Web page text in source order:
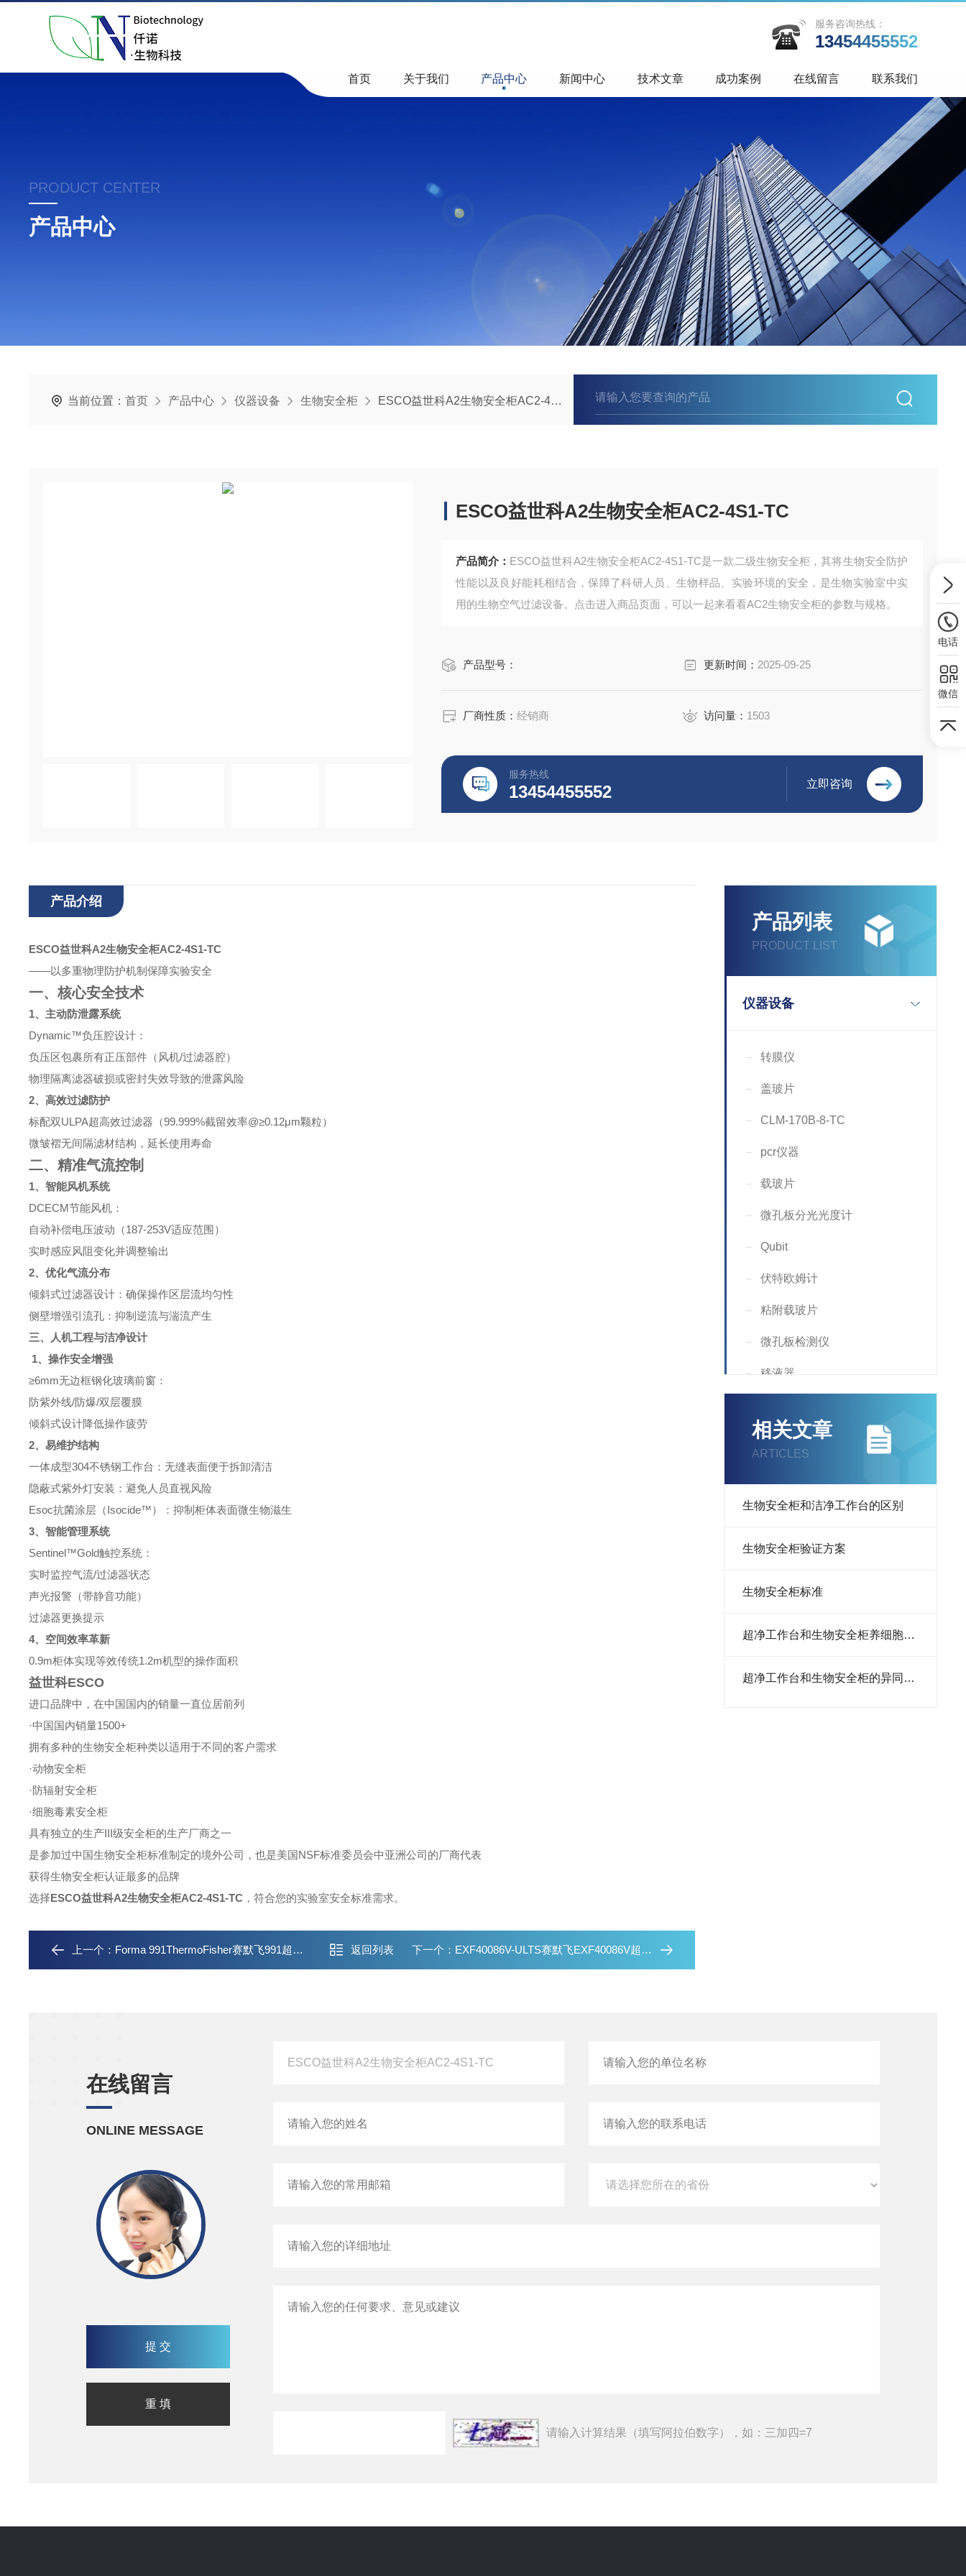
服务咨询热线：
13454455552
首页 关于我们 产品中心 新闻中心 技术文章 成功案例 在线留言 联系我们
PRODUCT CENTER
产品中心
当前位置： 首页 产品中心 仪器设备 生物安全柜 ESCO益世科A2生物安全柜AC2-4S1-TC
ESCO益世科A2生物安全柜AC2-4S1-TC
产品简介： ESCO益世科A2生物安全柜AC2-4S1-TC是一款二级生物安全柜，其将生物安全防护
性能以及良好能耗相结合，保障了科研人员、生物样品、实验环境的安全，是生物实验室中实
用的生物空气过滤设备。点击进入商品页面，可以一起来看看AC2生物安全柜的参数与规格。
产品型号： 更新时间： 2025-09-25
厂商性质：经销商 访问量： 1503
服务热线
13454455552 立即咨询
产品列表
PRODUCT LIST
仪器设备
转膜仪
盖玻片
CLM-170B-8-TC
pcr仪器
载玻片
微孔板分光光度计
Qubit
伏特欧姆计
粘附载玻片
微孔板检测仪
移液器
酶标仪
荧光计
PCR
医用冷藏冷冻箱
相关文章
ARTICLES
​生物安全柜和洁净工作台的区别
​生物安全柜验证方案
生物安全柜标准
​超净工作台和生物安全柜养细胞哪个更容易污染
​超净工作台和生物安全柜的异同之处
产品介绍
ESCO益世科A2生物安全柜AC2-4S1-TC
——以多重物理防护机制保障实验安全
一、核心安全技术
1、主动防泄露系统
Dynamic™负压腔设计：
负压区包裹所有正压部件（风机/过滤器腔）
物理隔离滤器破损或密封失效导致的泄露风险
2、高效过滤防护
标配双ULPA超高效过滤器（99.999%截留效率@≥0.12μm颗粒）
微皱褶无间隔滤材结构，延长使用寿命
二、精准气流控制
1、智能风机系统
DCECM节能风机：
自动补偿电压波动（187-253V适应范围）
实时感应风阻变化并调整输出
2、优化气流分布
倾斜式过滤器设计：确保操作区层流均匀性
侧壁增强引流孔：抑制逆流与湍流产生
三、人机工程与洁净设计
1、操作安全增强
≥6mm无边框钢化玻璃前窗：
防紫外线/防爆/双层覆膜
倾斜式设计降低操作疲劳
2、易维护结构
一体成型304不锈钢工作台：无缝表面便于拆卸清洁
隐蔽式紫外灯安装：避免人员直视风险
Esoc抗菌涂层（Isocide™）：抑制柜体表面微生物滋生
3、智能管理系统
Sentinel™Gold触控系统：
实时监控气流/过滤器状态
声光报警（带静音功能）
过滤器更换提示
4、空间效率革新
0.9m柜体实现等效传统1.2m机型的操作面积
益世科ESCO
进口品牌中，在中国国内的销量一直位居前列
·中国国内销量1500+
拥有多种的生物安全柜种类以适用于不同的客户需求
·动物安全柜
·防辐射安全柜
·细胞毒素安全柜
具有独立的生产III级安全柜的生产厂商之一
是参加过中国生物安全柜标准制定的境外公司，也是美国NSF标准委员会中亚洲公司的厂商代表
获得生物安全柜认证最多的品牌
选择ESCO益世科A2生物安全柜AC2-4S1-TC ，符合您的实验室安全标准需求。
上一个： Forma 991ThermoFisher赛默飞991超低温冰箱 返回列表 下一个： EXF40086V-ULTS赛默飞EXF40086V超低温冰箱
在线留言
ONLINE MESSAGE
请输入计算结果（填写阿拉伯数字），如：三加四=7
电话
微信